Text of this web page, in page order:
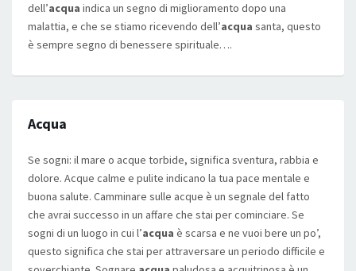
dell’acqua indica un segno di miglioramento dopo una
malattia, e che se stiamo ricevendo dell’acqua santa, questo
è sempre segno di benessere spirituale….
Acqua
Se sogni: il mare o acque torbide, significa sventura, rabbia e
dolore. Acque calme e pulite indicano la tua pace mentale e
buona salute. Camminare sulle acque è un segnale del fatto
che avrai successo in un affare che stai per cominciare. Se
sogni di un luogo in cui l’acqua è scarsa e ne vuoi bere un po’,
questo significa che stai per attraversare un periodo difficile e